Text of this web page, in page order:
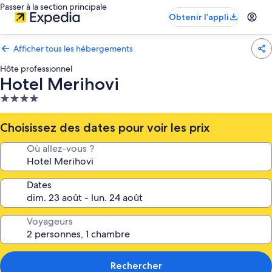
Passer à la section principale
Obtenir l’appli
Afficher tous les hébergements
Hôte professionnel
Hotel Merihovi
Hébergement
4.0 étoiles
Choisissez des dates pour voir les prix
Où allez-vous ?
Dates
Voyageurs
Rechercher